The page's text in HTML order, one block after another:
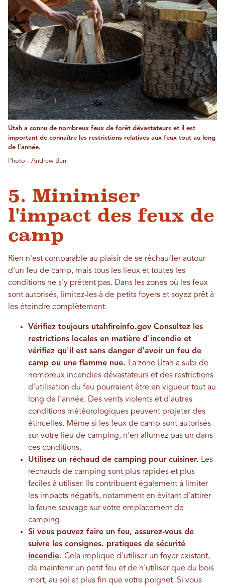
Utah a connu de nombreux feux de forêt dévastateurs et il est
important de connaître les restrictions relatives aux feux tout au long
de l'année.
Photo : Andrew Burr
5. Minimiser
l'impact des feux de
camp
Rien n'est comparable au plaisir de se réchauffer autour
d'un feu de camp, mais tous les lieux et toutes les
conditions ne s'y prêtent pas. Dans les zones où les feux
sont autorisés, limitez-les à de petits foyers et soyez prêt à
les éteindre complètement.
Vérifiez toujours utahfireinfo.gov Consultez les
restrictions locales en matière d'incendie et
vérifiez qu'il est sans danger d'avoir un feu de
camp ou une flamme nue. La zone Utah a subi de
nombreux incendies dévastateurs et des restrictions
d'utilisation du feu pourraient être en vigueur tout au
long de l'année. Des vents violents et d'autres
conditions météorologiques peuvent projeter des
étincelles. Même si les feux de camp sont autorisés
sur votre lieu de camping, n'en allumez pas un dans
ces conditions.
Utilisez un réchaud de camping pour cuisiner. Les
réchauds de camping sont plus rapides et plus
faciles à utiliser. Ils contribuent également à limiter
les impacts négatifs, notamment en évitant d'attirer
la faune sauvage sur votre emplacement de
camping.
Si vous pouvez faire un feu, assurez-vous de
suivre les consignes. pratiques de sécurité
incendie. Cela implique d'utiliser un foyer existant,
de maintenir un petit feu et de n'utiliser que du bois
mort, au sol et plus fin que votre poignet. Si vous